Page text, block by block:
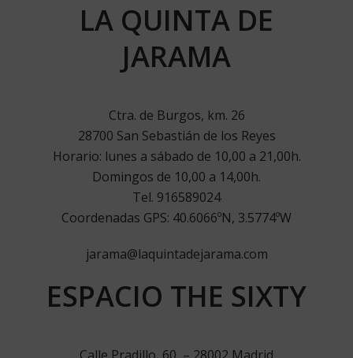
LA QUINTA DE
JARAMA
Ctra. de Burgos, km. 26
28700 San Sebastián de los Reyes
Horario: lunes a sábado de 10,00 a 21,00h.
Domingos de 10,00 a 14,00h.
Tel. 916589024
Coordenadas GPS: 40.6066ºN, 3.5774ºW
jarama@laquintadejarama.com
ESPACIO THE SIXTY